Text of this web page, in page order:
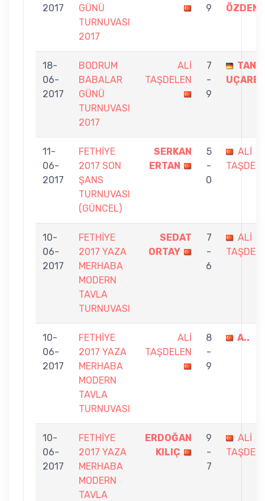
2017
GÜNÜ
TURNUVASI
2017
9
ÖZDEN
18-
06-
2017
BODRUM
BABALAR
GÜNÜ
TURNUVASI
2017
ALİ
TAŞDELEN
7
-
9
UÇARER
11-
06-
2017
FETHİYE
2017 SON
ŞANS
TURNUVASI
(GÜNCEL)
SERKAN
ERTAN
5
-
0
ALİ
10-
06-
2017
FETHİYE
2017 YAZA
MERHABA
MODERN
TAVLA
TURNUVASI
SEDAT
ORTAY
7
-
6
ALİ
10-
06-
2017
FETHİYE
2017 YAZA
MERHABA
MODERN
TAVLA
TURNUVASI
ALİ
TAŞDELEN
8
-
9
A..
10-
06-
2017
FETHİYE
2017 YAZA
MERHABA
MODERN
TAVLA
ERDOĞAN
KILIÇ
9
-
7
ALİ